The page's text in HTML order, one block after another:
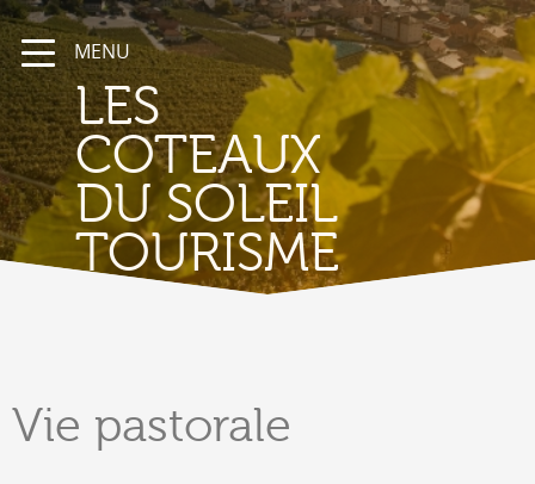
MENU
LES
COTEAUX
DU SOLEIL
TOURISME
Vie pastorale